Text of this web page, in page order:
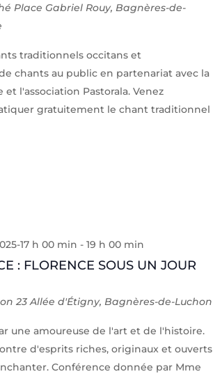
Place Gabriel Rouy, Bagnères-de-
traditionnels occitans et
chants au public en partenariat avec la
et l'association Pastorala. Venez
gratuitement le chant traditionnel
: FLORENCE SOUS UN JOUR
17 h 00 min -19 h 00 min
23 Allée d'Étigny, Bagnères-de-Luchon
une amoureuse de l'art et de l'histoire.
d'esprits riches, originaux et ouverts
Conférence donnée par Mme